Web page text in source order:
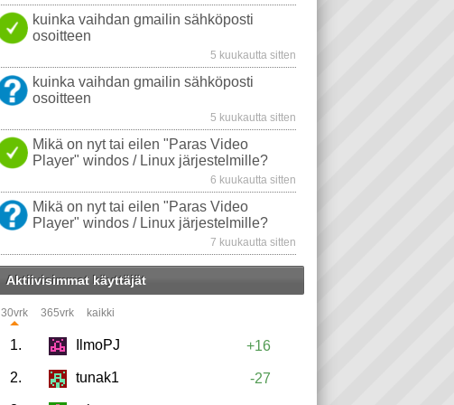
kuinka vaihdan gmailin sähköposti
osoitteen
5 kuukautta sitten
kuinka vaihdan gmailin sähköposti
osoitteen
5 kuukautta sitten
Mikä on nyt tai eilen "Paras Video
Player" windos / Linux järjestelmille?
6 kuukautta sitten
Mikä on nyt tai eilen "Paras Video
Player" windos / Linux järjestelmille?
7 kuukautta sitten
Aktiivisimmat käyttäjät
30vrk 365vrk kaikki
1. IlmoPJ +16
2. tunak1 -27